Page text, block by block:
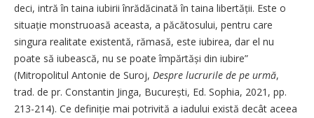
deci, intră în taina iubirii înrădăcinată în taina libertății. Este o
situație monstruoasă aceasta, a păcătosului, pentru care
singura realitate existentă, rămasă, este iubirea, dar el nu
poate să iubească, nu se poate împărtăși din iubire”
(Mitropolitul Antonie de Suroj, Despre lucrurile de pe urmă,
trad. de pr. Constantin Jinga, București, Ed. Sophia, 2021, pp.
213-214). Ce definiție mai potrivită a iadului există decât aceea